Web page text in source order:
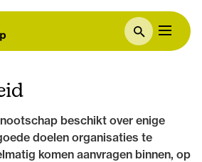
beschikt over enige
doelen organisaties te
komen aanvragen binnen, op